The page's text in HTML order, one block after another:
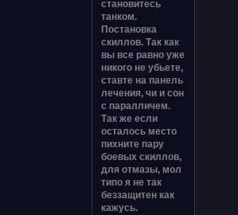
становитесь
танком.
Постановка
скиллов. Так как
вы все равно уже
никого не убьете,
ставте на панель
лечения, чи и сон
с паралличем.
Так же если
осталось место
пихните пару
боевых скиллов,
для отмазы, мол
типо я не так
беззащитен как
кажусь.